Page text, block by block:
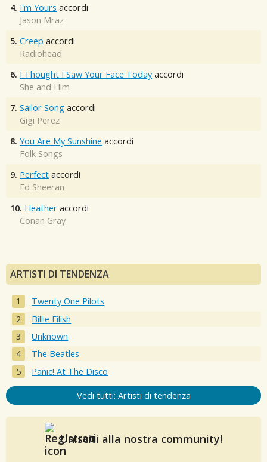
4. I'm Yours accordi
Jason Mraz
5. Creep accordi
Radiohead
6. I Thought I Saw Your Face Today accordi
She and Him
7. Sailor Song accordi
Gigi Perez
8. You Are My Sunshine accordi
Folk Songs
9. Perfect accordi
Ed Sheeran
10. Heather accordi
Conan Gray
ARTISTI DI TENDENZA
Twenty One Pilots
Billie Eilish
Unknown
The Beatles
Panic! At The Disco
Vedi tutti: Artisti di tendenza
Unisciti alla nostra community!